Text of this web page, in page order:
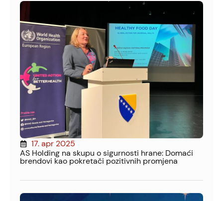
17. apr 2025
AS Holding na skupu o sigurnosti hrane: Domaći
brendovi kao pokretači pozitivnih promjena